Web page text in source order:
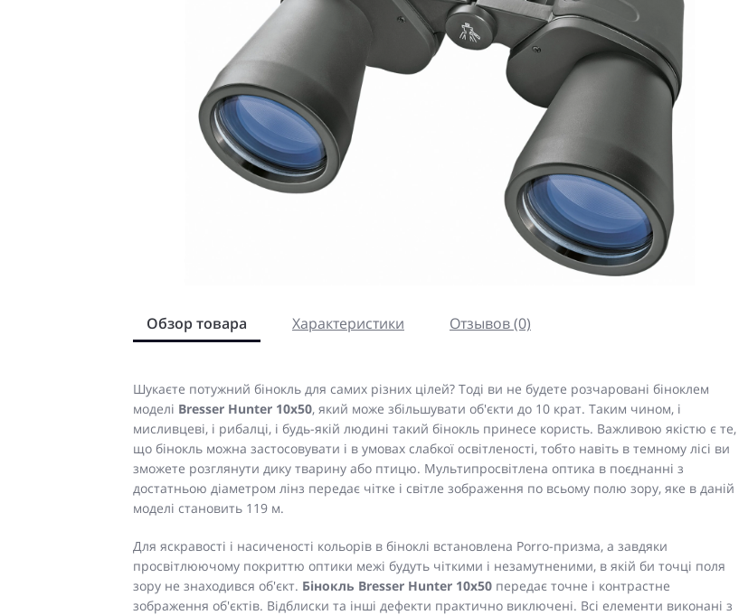
Обзор товара Характеристики Отзывов (0)
Шукаєте потужний бінокль для самих різних цілей? Тоді ви не будете розчаровані біноклем
моделі Bresser Hunter 10x50, який може збільшувати об'єкти до 10 крат. Таким чином, і
мисливцеві, і рибалці, і будь-якій людині такий бінокль принесе користь. Важливою якістю є те,
що бінокль можна застосовувати і в умовах слабкої освітленості, тобто навіть в темному лісі ви
зможете розглянути дику тварину або птицю. Мультипросвітлена оптика в поєднанні з
достатньою діаметром лінз передає чітке і світле зображення по всьому полю зору, яке в даній
моделі становить 119 м.
Для яскравості і насиченості кольорів в біноклі встановлена ​​Porro-призма, а завдяки
просвітлюючому покриттю оптики межі будуть чіткими і незамутненими, в якій би точці поля
зору не знаходився об'єкт. Бінокль Bresser Hunter 10x50 передає точне і контрастне
зображення об'єктів. Відблиски та інші дефекти практично виключені. Всі елементи виконані з